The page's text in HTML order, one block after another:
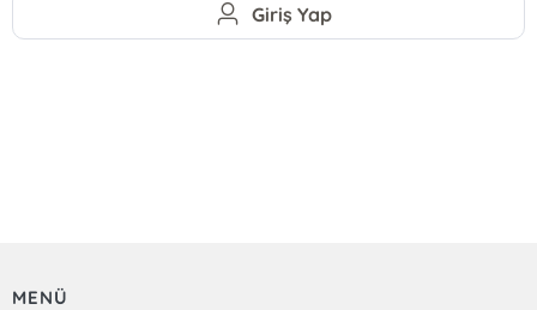
Giriş Yap
MENÜ